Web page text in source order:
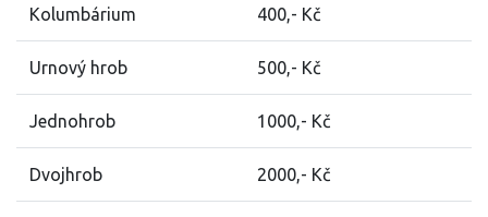
Kolumbárium 400,- Kč
Urnový hrob 500,- Kč
Jednohrob 1000,- Kč
Dvojhrob 2000,- Kč